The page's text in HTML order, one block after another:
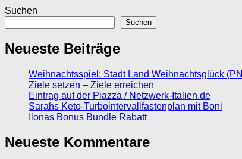
Suchen
Suchen
Neueste Beiträge
Weihnachtsspiel: Stadt Land Weihnachtsglück
Ziele setzen – Ziele erreichen
Eintrag auf der Piazza / Netzwerk-Italien.de
Sarahs Keto-Turbointervallfastenplan mit Boni
Ilonas Bonus Bundle Rabatt
Neueste Kommentare